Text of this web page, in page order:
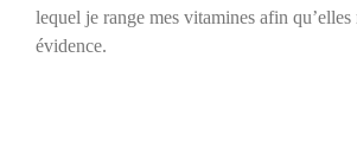
lequel je range mes vitamines afin qu’elles
évidence.